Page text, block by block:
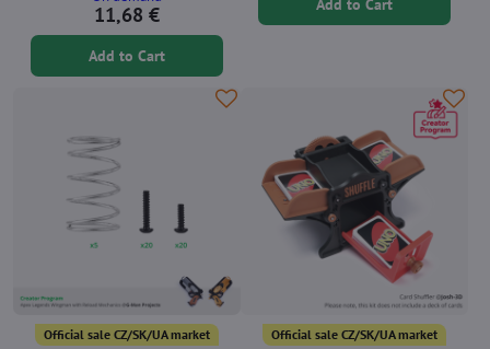
11,68 €
Add to Cart
Add to Cart
Official sale CZ/SK/UA market Official sale CZ/SK/UA market